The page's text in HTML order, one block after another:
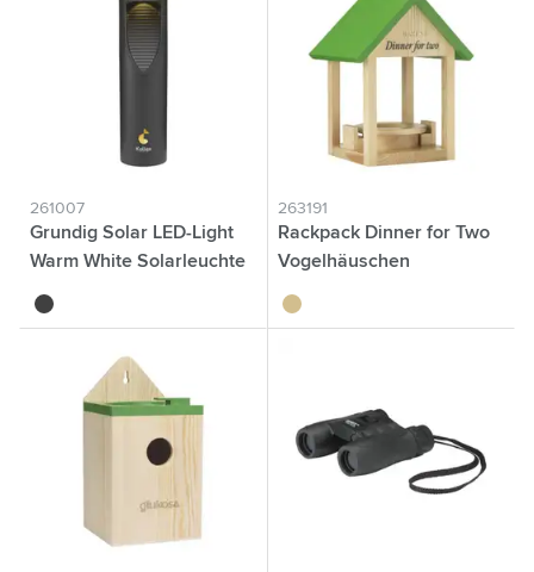
261007
Grundig Solar LED-Light
Warm White Solarleuchte
noir
263191
Rackpack Dinner for Two
Vogelhäuschen
brun bois